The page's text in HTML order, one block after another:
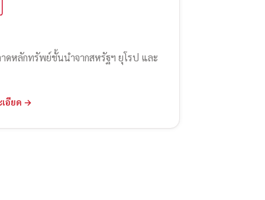
ดหลักทรัพย์ชั้นนำจากสหรัฐฯ ยุโรป และ
เอียด →